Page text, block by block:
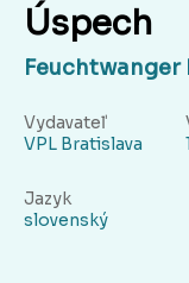
Úspech
Feuchtwanger
Vydavateľ
VPL Bratislava
Jazyk
slovenský